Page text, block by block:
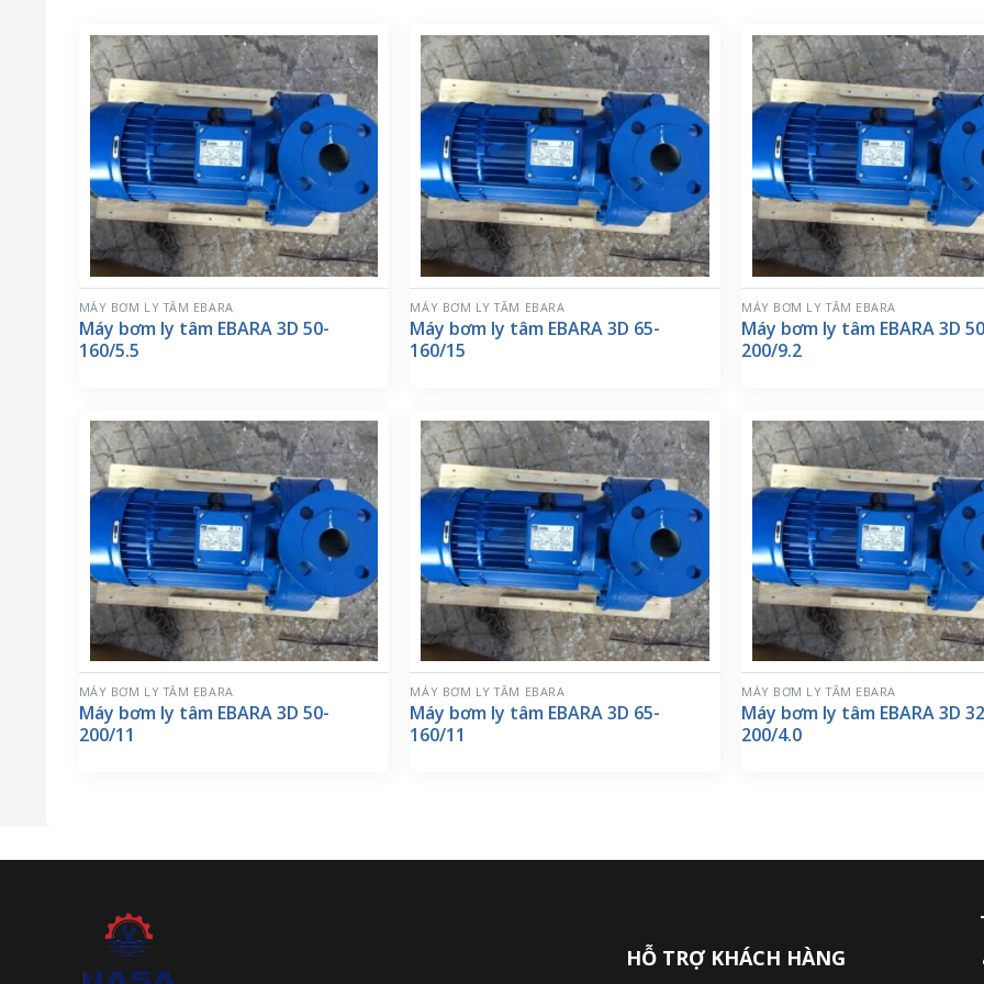
MÁY BƠM LY TÂM EBARA
Máy bơm ly tâm EBARA 3D 50-
160/5.5
MÁY BƠM LY TÂM EBARA
Máy bơm ly tâm EBARA 3D 65-
160/15
MÁY BƠM LY TÂM EBARA
Máy bơm ly tâm EBARA 3D
200/9.2
MÁY BƠM LY TÂM EBARA
Máy bơm ly tâm EBARA 3D 50-
200/11
MÁY BƠM LY TÂM EBARA
Máy bơm ly tâm EBARA 3D 65-
160/11
MÁY BƠM LY TÂM EBARA
Máy bơm ly tâm EBARA 3D
200/4.0
HỖ TRỢ KHÁCH HÀNG